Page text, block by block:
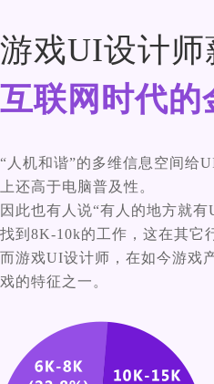
游戏UI设计师
互联网时代的
“人机和谐”的多维信息空间给
上还高于电脑普及性。
因此也有人说“有人的地方就
找到8K-10k的工作，这在其它
而游戏UI设计师，在如今游戏
戏的特征之一。